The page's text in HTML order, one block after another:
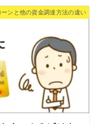
ーンと他の資金調達方法の違い